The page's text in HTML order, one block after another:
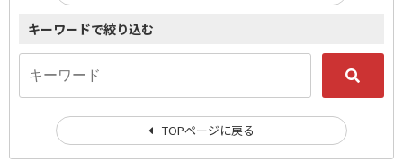
キーワードで絞り込む
TOPページに戻る